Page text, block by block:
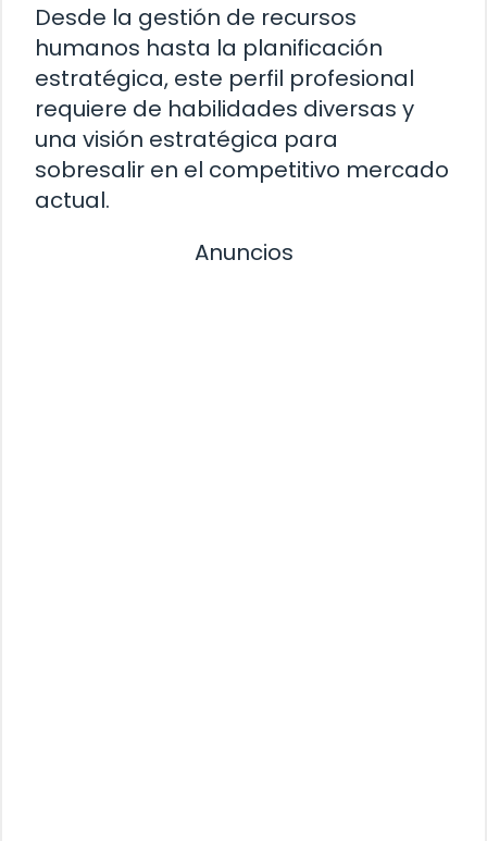
Desde la gestión de recursos
humanos hasta la planificación
estratégica, este perfil profesional
requiere de habilidades diversas y
una visión estratégica para
sobresalir en el competitivo mercado
actual.
Anuncios